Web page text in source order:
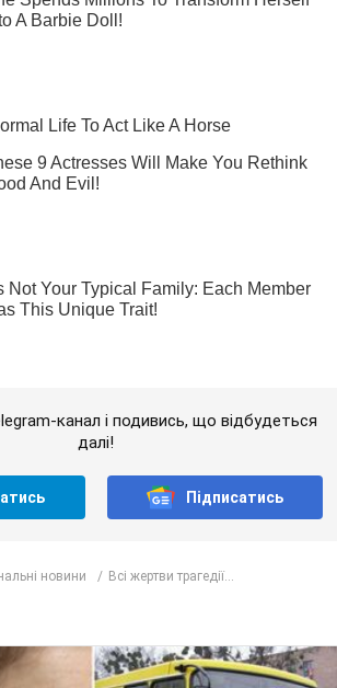
канал і подивись, що відбудеться
далі!
Підписатись
новини Всі жертви трагедії...